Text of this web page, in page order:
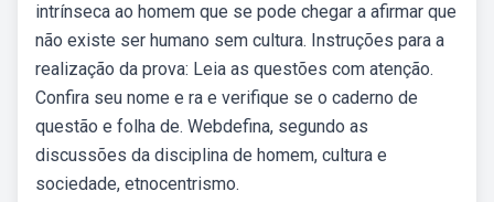
intrínseca ao homem que se pode chegar a afirmar que
não existe ser humano sem cultura. Instruções para a
realização da prova: Leia as questões com atenção.
Confira seu nome e ra e verifique se o caderno de
questão e folha de. Webdefina, segundo as
discussões da disciplina de homem, cultura e
sociedade, etnocentrismo.